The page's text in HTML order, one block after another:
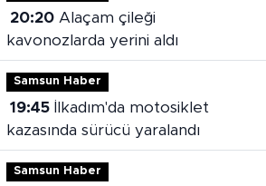
20:20Alaçam çileği
kavonozlarda yerini aldı
Samsun Haber
19:45İlkadım'da motosiklet
kazasında sürücü yaralandı
Samsun Haber